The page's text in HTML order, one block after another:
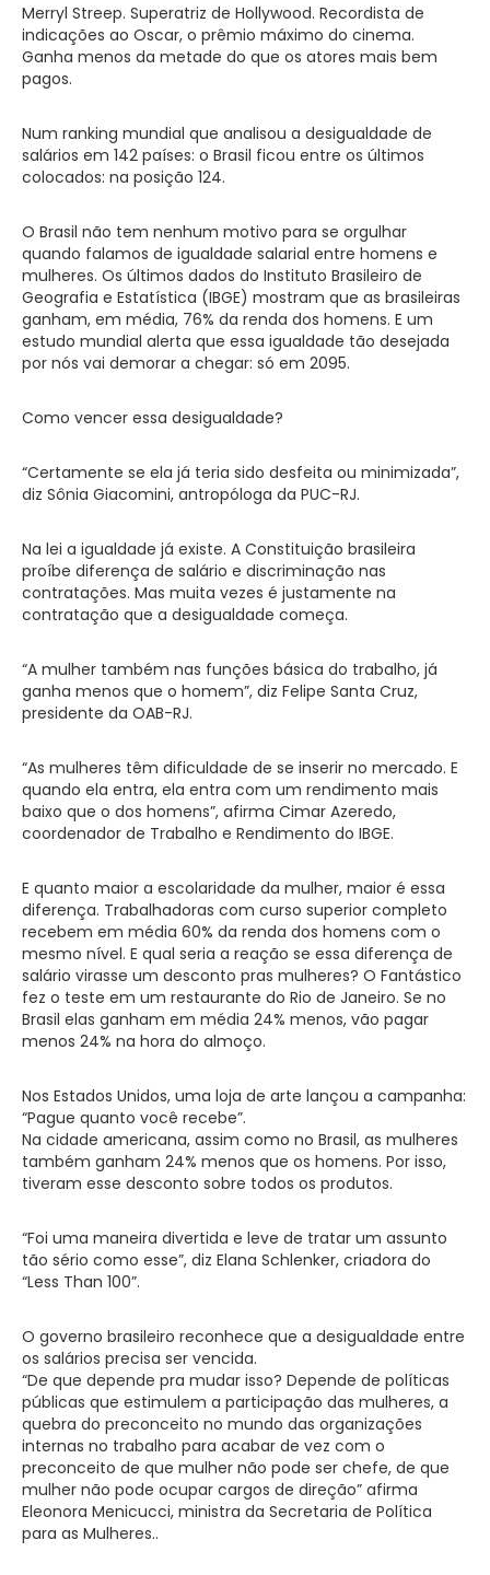
Merryl Streep. Superatriz de Hollywood. Recordista de
indicações ao Oscar, o prêmio máximo do cinema.
Ganha menos da metade do que os atores mais bem
pagos.
Num ranking mundial que analisou a desigualdade de
salários em 142 países: o Brasil ficou entre os últimos
colocados: na posição 124.
O Brasil não tem nenhum motivo para se orgulhar
quando falamos de igualdade salarial entre homens e
mulheres. Os últimos dados do Instituto Brasileiro de
Geografia e Estatística (IBGE) mostram que as brasileiras
ganham, em média, 76% da renda dos homens. E um
estudo mundial alerta que essa igualdade tão desejada
por nós vai demorar a chegar: só em 2095.
Como vencer essa desigualdade?
“Certamente se ela já teria sido desfeita ou minimizada”,
diz Sônia Giacomini, antropóloga da PUC-RJ.
Na lei a igualdade já existe. A Constituição brasileira
proíbe diferença de salário e discriminação nas
contratações. Mas muita vezes é justamente na
contratação que a desigualdade começa.
“A mulher também nas funções básica do trabalho, já
ganha menos que o homem”, diz Felipe Santa Cruz,
presidente da OAB-RJ.
“As mulheres têm dificuldade de se inserir no mercado. E
quando ela entra, ela entra com um rendimento mais
baixo que o dos homens”, afirma Cimar Azeredo,
coordenador de Trabalho e Rendimento do IBGE.
E quanto maior a escolaridade da mulher, maior é essa
diferença. Trabalhadoras com curso superior completo
recebem em média 60% da renda dos homens com o
mesmo nível. E qual seria a reação se essa diferença de
salário virasse um desconto pras mulheres? O Fantástico
fez o teste em um restaurante do Rio de Janeiro. Se no
Brasil elas ganham em média 24% menos, vão pagar
menos 24% na hora do almoço.
Nos Estados Unidos, uma loja de arte lançou a campanha:
“Pague quanto você recebe”.
Na cidade americana, assim como no Brasil, as mulheres
também ganham 24% menos que os homens. Por isso,
tiveram esse desconto sobre todos os produtos.
“Foi uma maneira divertida e leve de tratar um assunto
tão sério como esse”, diz Elana Schlenker, criadora do
“Less Than 100”.
O governo brasileiro reconhece que a desigualdade entre
os salários precisa ser vencida.
“De que depende pra mudar isso? Depende de políticas
públicas que estimulem a participação das mulheres, a
quebra do preconceito no mundo das organizações
internas no trabalho para acabar de vez com o
preconceito de que mulher não pode ser chefe, de que
mulher não pode ocupar cargos de direção” afirma
Eleonora Menicucci, ministra da Secretaria de Política
para as Mulheres..